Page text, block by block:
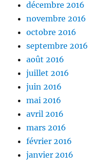
décembre 2016
novembre 2016
octobre 2016
septembre 2016
août 2016
juillet 2016
juin 2016
mai 2016
avril 2016
mars 2016
février 2016
janvier 2016